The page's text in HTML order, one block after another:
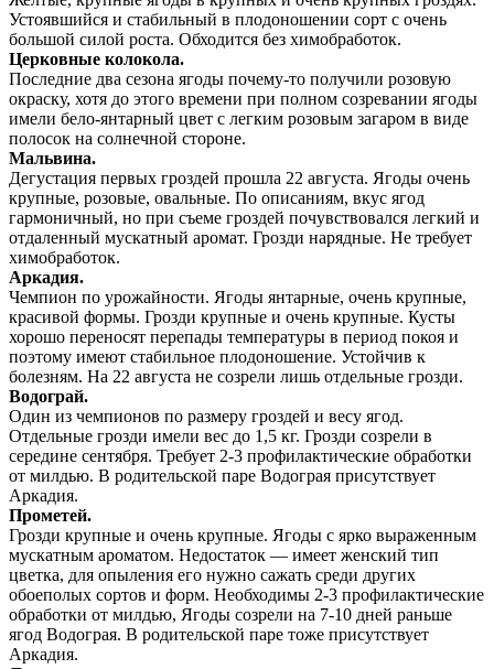
Устоявшийся и стабильный в плодоношении сорт с очень
большой силой роста. Обходится без химобработок.
Церковные колокола.
Последние два сезона ягоды почему-то получили розовую
окраску, хотя до этого времени при полном созревании ягоды
имели бело-янтарный цвет с легким розовым загаром в виде
полосок на солнечной стороне.
Мальвина.
Дегустация первых гроздей прошла 22 августа. Ягоды очень
крупные, розовые, овальные. По описаниям, вкус ягод
гармоничный, но при съеме гроздей почувствовался легкий и
отдаленный мускатный аромат. Грозди нарядные. Не требует
химобработок.
Аркадия.
Чемпион по урожайности. Ягоды янтарные, очень крупные,
красивой формы. Грозди крупные и очень крупные. Кусты
хорошо переносят перепады температуры в период покоя и
поэтому имеют стабильное плодоношение. Устойчив к
болезням. На 22 августа не созрели лишь отдельные грозди.
Водограй.
Один из чемпионов по размеру гроздей и весу ягод.
Отдельные грозди имели вес до 1,5 кг. Грозди созрели в
середине сентября. Требует 2-3 профилактические обработки
от милдью. В родительской паре Водограя присутствует
Аркадия.
Прометей.
Грозди крупные и очень крупные. Ягоды с ярко выраженным
мускатным ароматом. Недостаток — имеет женский тип
цветка, для опыления его нужно сажать среди других
обоеполых сортов и форм. Необходимы 2-3 профилактические
обработки от милдью, Ягоды созрели на 7-10 дней раньше
ягод Водограя. В родительской паре тоже присутствует
Аркадия.